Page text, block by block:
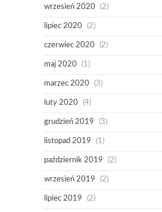
wrzesień 2020 (2)
lipiec 2020 (2)
czerwiec 2020 (2)
maj 2020 (1)
marzec 2020 (3)
luty 2020 (4)
grudzień 2019 (3)
listopad 2019 (1)
październik 2019 (2)
wrzesień 2019 (2)
lipiec 2019 (2)